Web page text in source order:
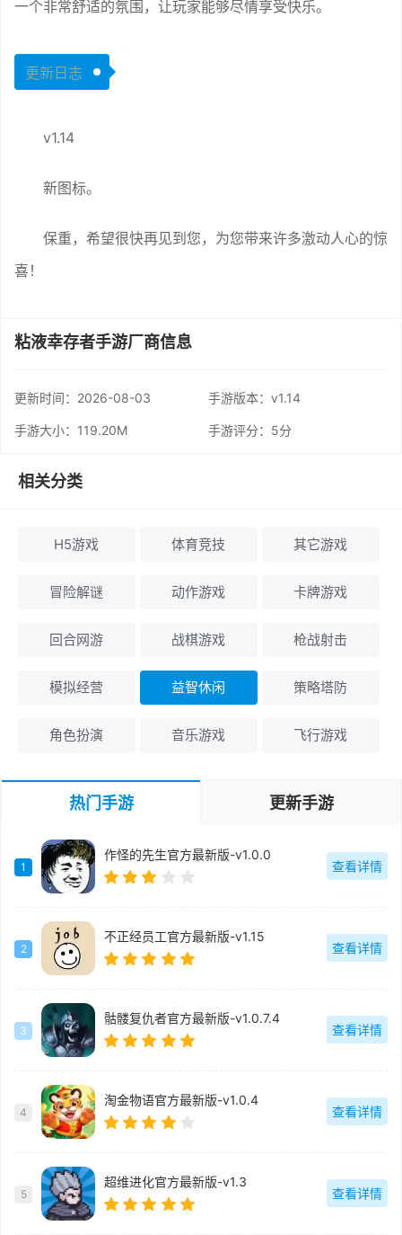
一个非常舒适的氛围，让玩家能够尽情享受快乐。
更新日志
v1.14
新图标。
保重，希望很快再见到您，为您带来许多激动人心的惊
喜！
粘液幸存者手游厂商信息
更新时间： 2026-08-03 手游版本：v1.14
手游大小：119.20M 手游评分： 5分
相关分类
H5游戏 体育竞技 其它游戏
冒险解谜 动作游戏 卡牌游戏
回合网游 战棋游戏 枪战射击
模拟经营 益智休闲 策略塔防
角色扮演 音乐游戏 飞行游戏
热门手游 更新手游
1
作怪的先生官方最新版-v1.0.0
查看详情
2
不正经员工官方最新版-v1.15
查看详情
3
骷髅复仇者官方最新版-v1.0.7.4
查看详情
4
淘金物语官方最新版-v1.0.4
查看详情
5
超维进化官方最新版-v1.3
查看详情